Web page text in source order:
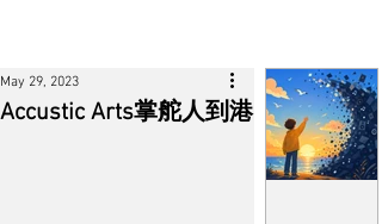
Accustic Arts掌舵人到港
May 29, 2023